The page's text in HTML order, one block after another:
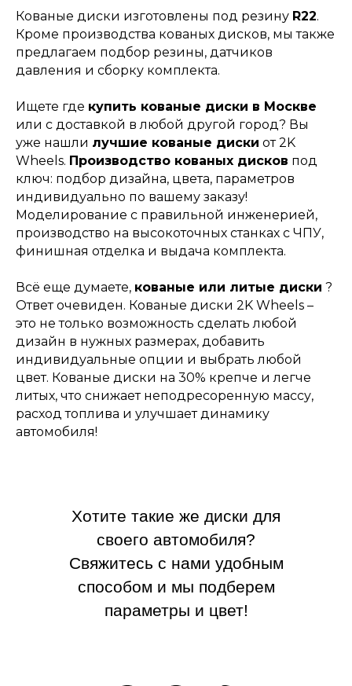
Кованые диски изготовлены под резину R22.
Кроме производства кованых дисков, мы также
предлагаем подбор резины, датчиков
давления и сборку комплекта.
Ищете где купить кованые диски в Москве
или с доставкой в любой другой город? Вы
уже нашли лучшие кованые диски от 2K
Wheels. Производство кованых дисков под
ключ: подбор дизайна, цвета, параметров
индивидуально по вашему заказу!
Моделирование с правильной инженерией,
производство на высокоточных станках с ЧПУ,
финишная отделка и выдача комплекта.
Всё еще думаете, кованые или литые диски ?
Ответ очевиден. Кованые диски 2K Wheels –
это не только возможность сделать любой
дизайн в нужных размерах, добавить
индивидуальные опции и выбрать любой
цвет. Кованые диски на 30% крепче и легче
литых, что снижает неподресоренную массу,
расход топлива и улучшает динамику
автомобиля!
Хотите такие же диски для
своего автомобиля?
Свяжитесь с нами удобным
способом и мы подберем
параметры и цвет!